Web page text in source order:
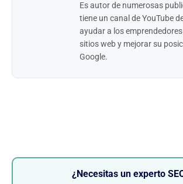
Es autor de numerosas
tiene un canal de YouTube
ayudar a los
sitios web y mejorar su
Google.
¿Necesitas un experto